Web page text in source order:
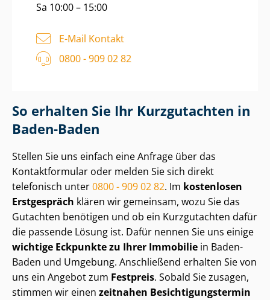
Sa 10:00 – 15:00
E-Mail Kontakt
0800 - 909 02 82
So erhalten Sie Ihr Kurzgutachten in
Baden-Baden
Stellen Sie uns einfach eine Anfrage über das
Kontaktformular oder melden Sie sich direkt
telefonisch unter0800 - 909 02 82. Im kostenlosen
Erstgespräch klären wir gemeinsam, wozu Sie das
Gutachten benötigen und ob ein Kurzgutachten dafür
die passende Lösung ist. Dafür nennen Sie uns einige
wichtige Eckpunkte zu Ihrer Immobilie in Baden-
Baden und Umgebung. Anschließend erhalten Sie von
uns ein Angebot zum Festpreis. Sobald Sie zusagen,
stimmen wir einen zeitnahen Be­sich­ti­gungs­ter­min